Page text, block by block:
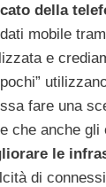
della
mobile
e
fare una
che anche gli
le
di